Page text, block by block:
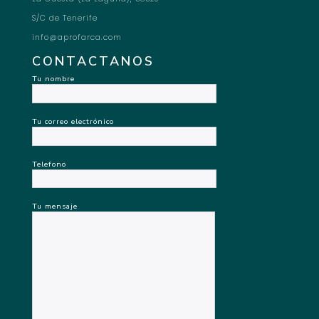
S/C de Tenerife
info@aprofarca.com
CONTACTANOS
Tu nombre
Tu correo electrónico
Telefono
Tu mensaje